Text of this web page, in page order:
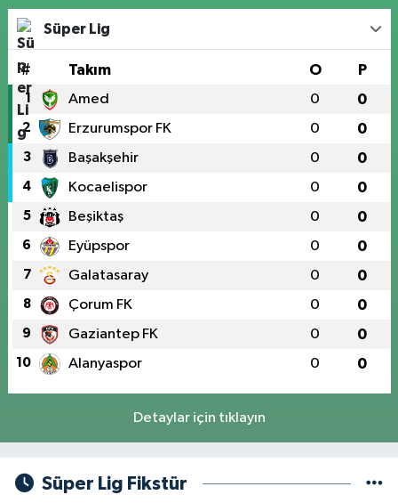
Süper Lig
# Takım O P
1 Amed 0 0
2 Erzurumspor FK 0 0
3 Başakşehir 0 0
4 Kocaelispor 0 0
5 Beşiktaş 0 0
6 Eyüpspor 0 0
7 Galatasaray 0 0
8 Çorum FK 0 0
9 Gaziantep FK 0 0
10 Alanyaspor 0 0
Detaylar için tıklayın
Süper Lig Fikstür